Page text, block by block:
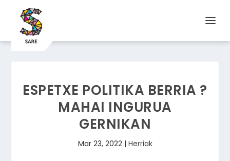
ESPETXE POLITIKA BERRIA ?
MAHAI INGURUA
GERNIKAN
Mar 23, 2022| Herriak